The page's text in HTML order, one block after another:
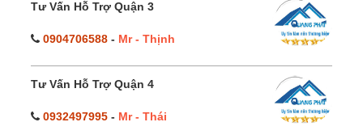
Tư Vấn Hỗ Trợ Quận 3
0904706588 - Mr - Thịnh
Tư Vấn Hỗ Trợ Quận 4
0932497995 - Mr - Thái